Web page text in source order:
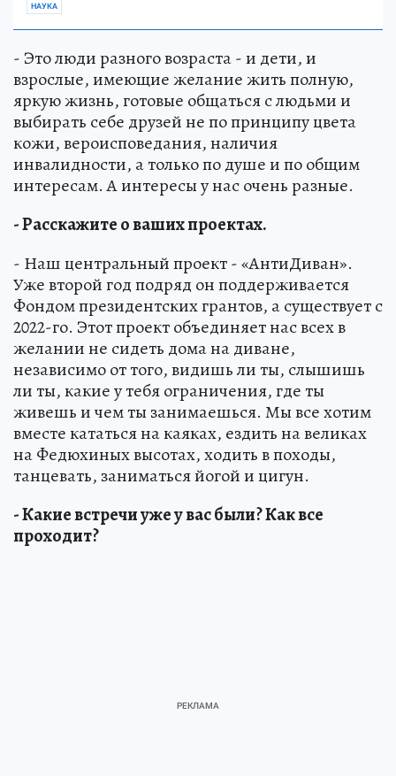
НАУКА
- Это люди разного возраста - и дети, и
взрослые, имеющие желание жить полную,
яркую жизнь, готовые общаться с людьми и
выбирать себе друзей не по принципу цвета
кожи, вероисповедания, наличия
инвалидности, а только по душе и по общим
интересам. А интересы у нас очень разные.
- Расскажите о ваших проектах.
- Наш центральный проект - «АнтиДиван».
Уже второй год подряд он поддерживается
Фондом президентских грантов, а существует с
2022-го. Этот проект объединяет нас всех в
желании не сидеть дома на диване,
независимо от того, видишь ли ты, слышишь
ли ты, какие у тебя ограничения, где ты
живешь и чем ты занимаешься. Мы все хотим
вместе кататься на каяках, ездить на великах
на Федюхиных высотах, ходить в походы,
танцевать, заниматься йогой и цигун.
- Какие встречи уже у вас были? Как все
проходит?